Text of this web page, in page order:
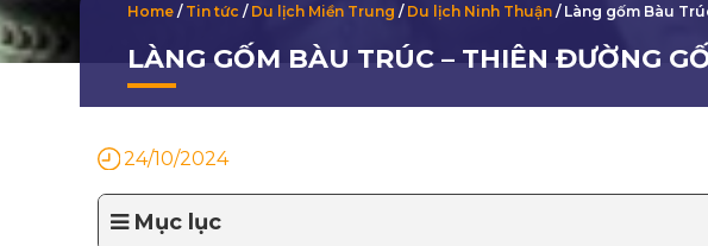
Home / Tin tức / Du lịch Miền Trung / Du lịch Ninh Thuận / Làng gốm Bàu
LÀNG GỐM BÀU TRÚC – THIÊN ĐƯỜNG
24/10/2024
Mục lục